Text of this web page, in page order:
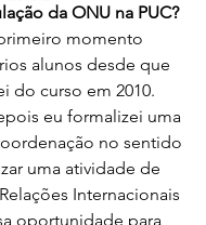
da ONU na PUC?
momento
alunos desde que
do curso em 2010.
eu formalizei uma
no sentido
uma atividade de
Internacionais
oportunidade para